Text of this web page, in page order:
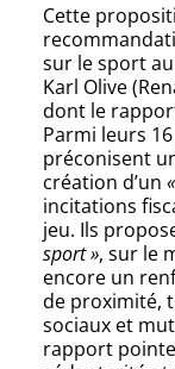
Cette
sur le sport
Karl Olive
dont le
Parmi leurs
préconisent
création d’un
incitations
jeu. Ils
sport », sur le
encore un
de proximité,
sociaux et
rapport